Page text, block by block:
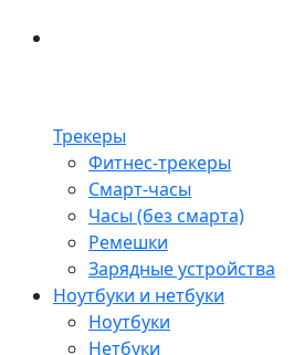
Трекеры
Фитнес-трекеры
Смарт-часы
Часы (без смарта)
Ремешки
Зарядные устройства
Ноутбуки и нетбуки
Ноутбуки
Нетбуки